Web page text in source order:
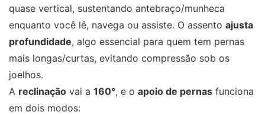
quase vertical, sustentando antebraço/munheca
enquanto você lê, navega ou assiste. O assento ajusta
profundidade, algo essencial para quem tem pernas
mais longas/curtas, evitando compressão sob os
joelhos.
A reclinação vai a 160°, e o apoio de pernas funciona
em dois modos: